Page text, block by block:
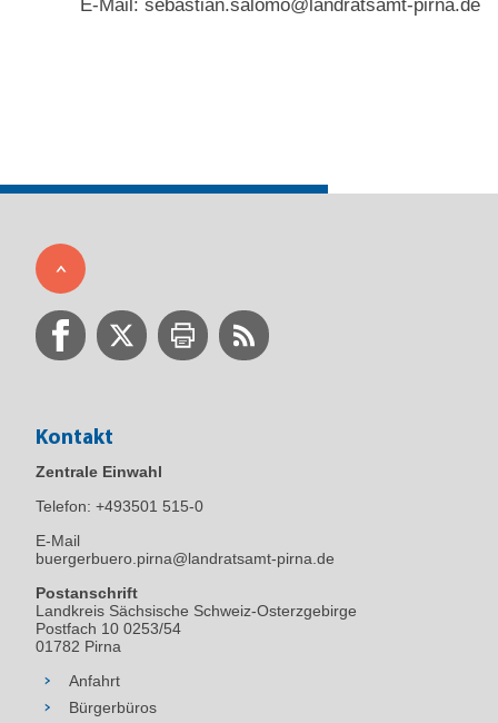
E-Mail: sebastian.salomo@landratsamt-pirna.de
Kontakt
Zentrale Einwahl
Telefon: +493501 515-0
E-Mail
buergerbuero.pirna@landratsamt-pirna.de
Postanschrift
Landkreis Sächsische Schweiz-Osterzgebirge
Postfach 10 0253/54
01782 Pirna
Anfahrt
Bürgerbüros